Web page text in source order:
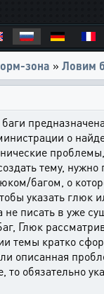
зона » Ловим
о
тему, нужно
багом, о
указать глюк
не писать в уже
Глюк
темы кратко
описанная
обязательно